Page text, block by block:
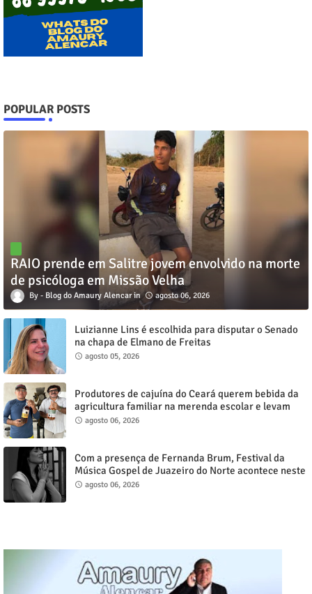
POPULAR POSTS
RAIO prende em Salitre jovem envolvido na morte
de psicóloga em Missão Velha
Blog do Amaury Alencar agosto 06, 2026
Luizianne Lins é escolhida para disputar o Senado
na chapa de Elmano de Freitas
agosto 05, 2026
Produtores de cajuína do Ceará querem bebida da
agricultura familiar na merenda escolar e levam
reivindicação à agenda política
agosto 06, 2026
Com a presença de Fernanda Brum, Festival da
Música Gospel de Juazeiro do Norte acontece neste
sábado, 8
agosto 06, 2026